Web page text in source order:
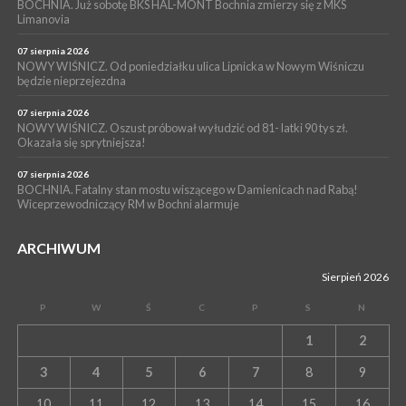
magistratu
BOCHNIA. Już sobotę BKS HAL-MONT Bochnia zmierzy się z MKS
Limanovia
07 sierpnia 2026
NOWY WIŚNICZ. Od poniedziałku ulica Lipnicka w Nowym Wiśniczu
będzie nieprzejezdna
07 sierpnia 2026
NOWY WIŚNICZ. Oszust próbował wyłudzić od 81- latki 90 tys zł.
Okazała się sprytniejsza!
07 sierpnia 2026
BOCHNIA. Fatalny stan mostu wiszącego w Damienicach nad Rabą!
Wiceprzewodniczący RM w Bochni alarmuje
ARCHIWUM
Sierpień 2026
P W Ś C P S N
1 2
3 4 5 6 7 8 9